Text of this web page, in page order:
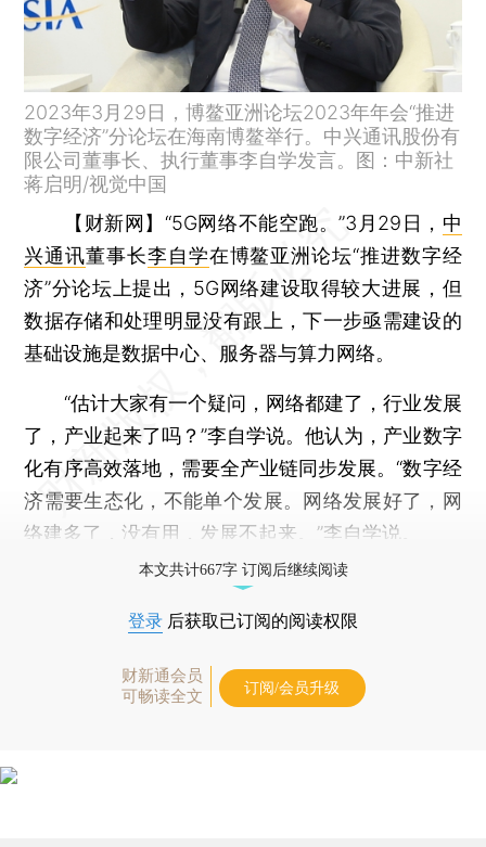
2023年3月29日，博鳌亚洲论坛2023年年会“推进
数字经济”分论坛在海南博鳌举行。中兴通讯股份有
限公司董事长、执行董事李自学发言。图：中新社
蒋启明/视觉中国
【财新网】 “5G网络不能空跑。”3月29日， 中
兴通讯董事长李自学在博鳌亚洲论坛“推进数字经
济”分论坛上提出，5G网络建设取得较大进展，但
数据存储和处理明显没有跟上，下一步亟需建设的
基础设施是数据中心、服务器与算力网络。
“估计大家有一个疑问，网络都建了，行业发展
了，产业起来了吗？”李自学说。他认为，产业数字
化有序高效落地，需要全产业链同步发展。“数字经
济需要生态化，不能单个发展。网络发展好了，网
络建多了，没有用，发展不起来。”李自学说。
本文共计667字 订阅后继续阅读
登录 后获取已订阅的阅读权限
财新通会员
可畅读全文
订阅/会员升级